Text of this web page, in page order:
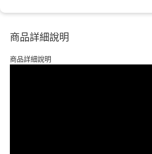
商品詳細說明
商品詳細說明